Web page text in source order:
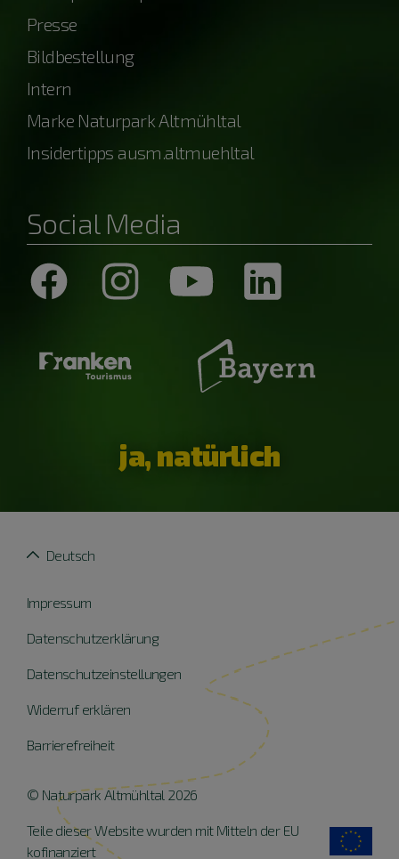
Presse
Bildbestellung
Intern
Marke Naturpark Altmühltal
Insidertipps ausm.altmuehltal
Social Media
ja, natürlich
Impressum
Datenschutzerklärung
Datenschutzeinstellungen
Widerruf erklären
Barrierefreiheit
Deutsch
© Naturpark Altmühltal 2026
Teile dieser Website wurden mit Mitteln der EU
kofinanziert